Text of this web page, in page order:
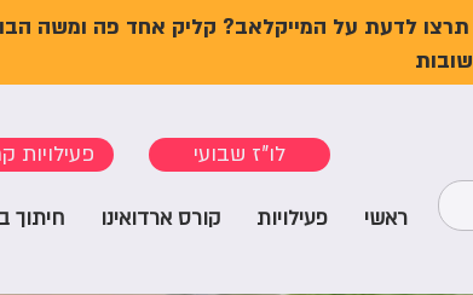
לדעת על המייקלאב? קליק אחד פה ומשה
פעילויות לו"ז שבועי
ראשי פעילויות קורס ארדואינו חיתוך